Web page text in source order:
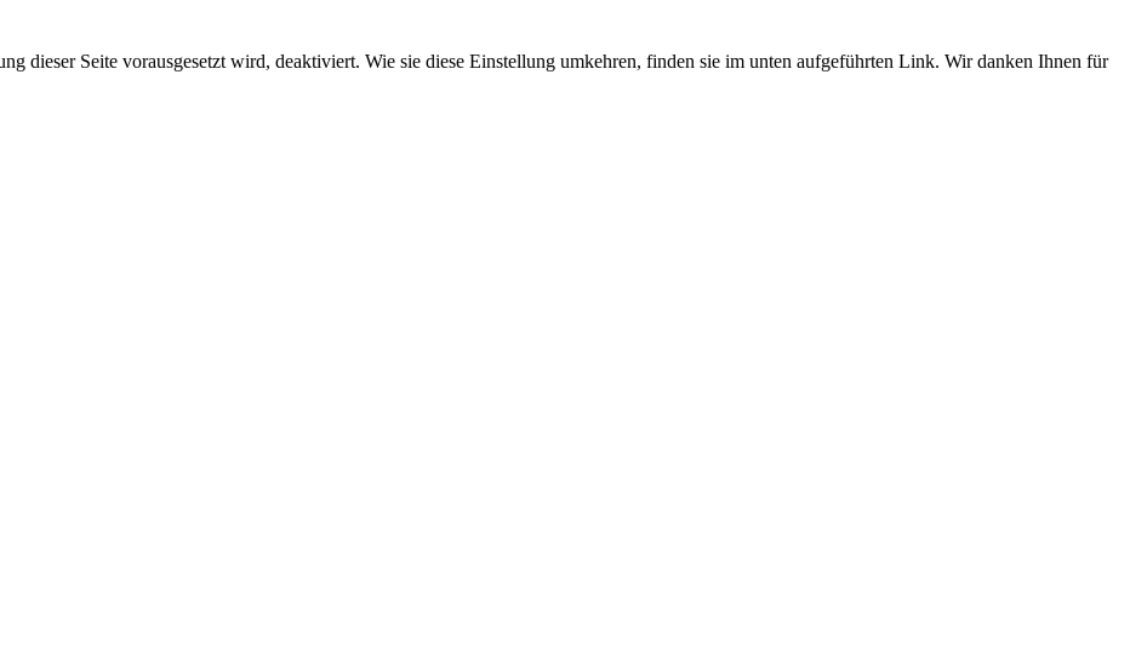
dieser Seite vorausgesetzt wird, deaktiviert. Wie sie diese Einstellung umkehren, finden sie im unten aufgeführten Link. Wir danken Ihnen für